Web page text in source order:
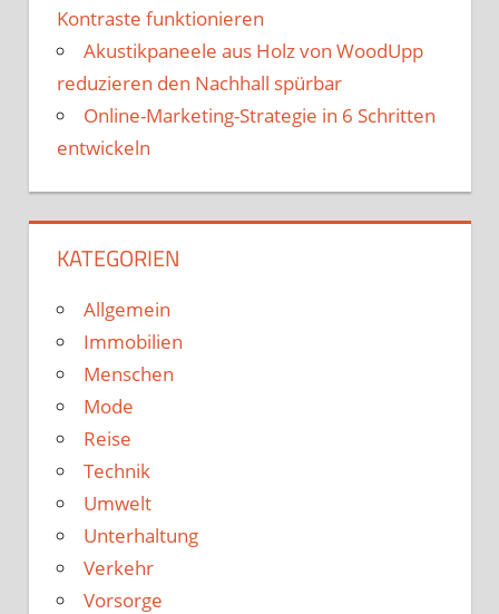
Kontraste funktionieren
Akustikpaneele aus Holz von WoodUpp
reduzieren den Nachhall spürbar
Online-Marketing-Strategie in 6 Schritten
entwickeln
KATEGORIEN
Allgemein
Immobilien
Menschen
Mode
Reise
Technik
Umwelt
Unterhaltung
Verkehr
Vorsorge